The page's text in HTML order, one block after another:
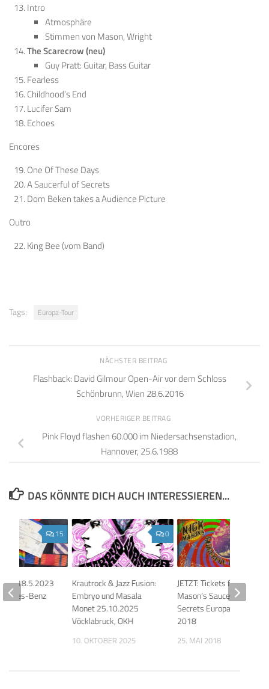
Intro
Atmosphäre
Stimmen von Mason, Wright
The Scarecrow (neu)
Guy Pratt: Guitar, Bass Guitar
Fearless
Childhood’s End
Lucifer Sam
Echoes
Encores
One Of These Days
A Saucerful of Secrets
Dom Beken takes a Audience Picture
Outro
King Bee (vom Band)
Tags: Europa-Tour
NÄCHSTER BEITRAG
Flashback: David Gilmour Open-Air vor dem Schloss
Schönbrunn, Wien 28.6.2016
VORHERIGER BEITRAG
Pink Floyd flashen 60.000 im Niedersachsenstadion,
Hannover, 25.6.1988
DAS KÖNNTE DICH AUCH INTERESSIEREN...
0
Krautrock & Jazz Fusion:
Embryo und Masala
Monet 25.10.2025
Vöcklabruck, OKH
10. OKTOBER 2025
JETZT: Tickets für Nick
Mason’s Saucerful of
Secrets Europa-Tour
2018
25. MAI 2018
15
18.5.2023
Benz